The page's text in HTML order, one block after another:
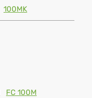
100MK
FC 100M